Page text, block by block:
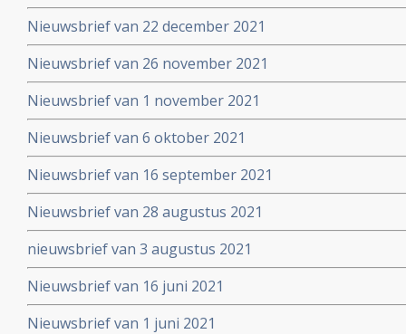
Nieuwsbrief van 22 december 2021
Nieuwsbrief van 26 november 2021
Nieuwsbrief van 1 november 2021
Nieuwsbrief van 6 oktober 2021
Nieuwsbrief van 16 september 2021
Nieuwsbrief van 28 augustus 2021
nieuwsbrief van 3 augustus 2021
Nieuwsbrief van 16 juni 2021
Nieuwsbrief van 1 juni 2021